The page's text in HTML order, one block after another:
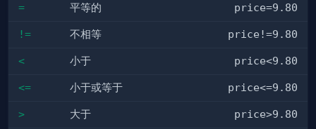
= 平等的 price=9.80
!= 不相等 price!=9.80
< 小于 price<9.80
<= 小于或等于 price<=9.80
> 大于 price>9.80